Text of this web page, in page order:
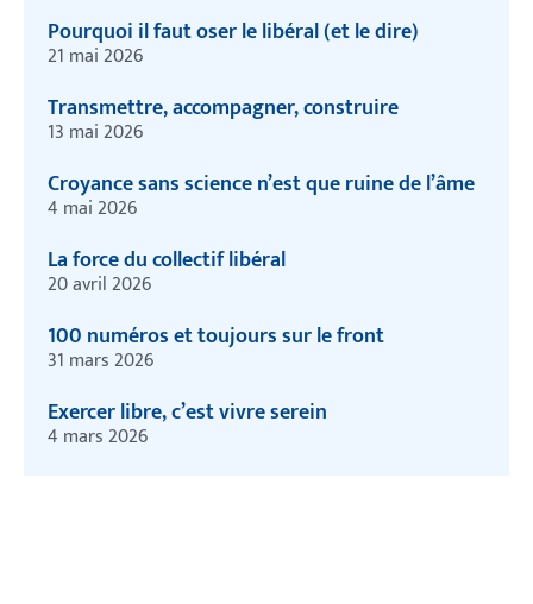
Pourquoi il faut oser le libéral (et le dire)
21 mai 2026
Transmettre, accompagner, construire
13 mai 2026
Croyance sans science n’est que ruine de l’âme
4 mai 2026
La force du collectif libéral
20 avril 2026
100 numéros et toujours sur le front
31 mars 2026
Exercer libre, c’est vivre serein
4 mars 2026